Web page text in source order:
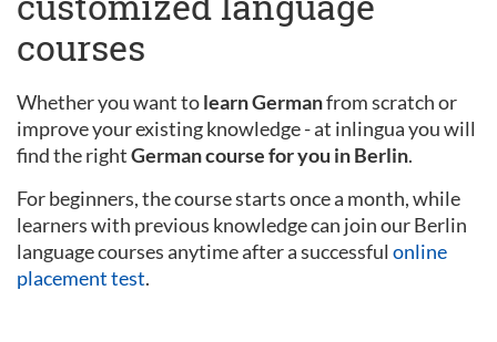
courses
Whether you want tolearn Germanfrom scratch or
improve your existing knowledge - at inlingua you will
find the rightGerman course for you in Berlin.
For beginners, the course starts once a month, while
learners with previous knowledge can join our Berlin
language courses anytime after a successful online
placement test.